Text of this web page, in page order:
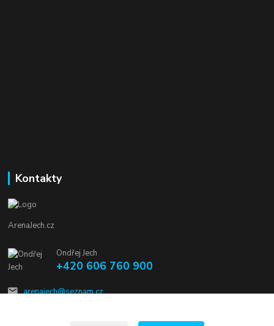
Kontakty
ArenaJech.cz
Ondřej Jech
+420 606 760 900
arenajech@seznam.cz